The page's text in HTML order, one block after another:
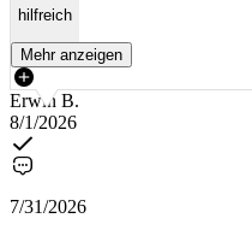
hilfreich
Mehr anzeigen
Erwin B.
8/1/2026
7/31/2026